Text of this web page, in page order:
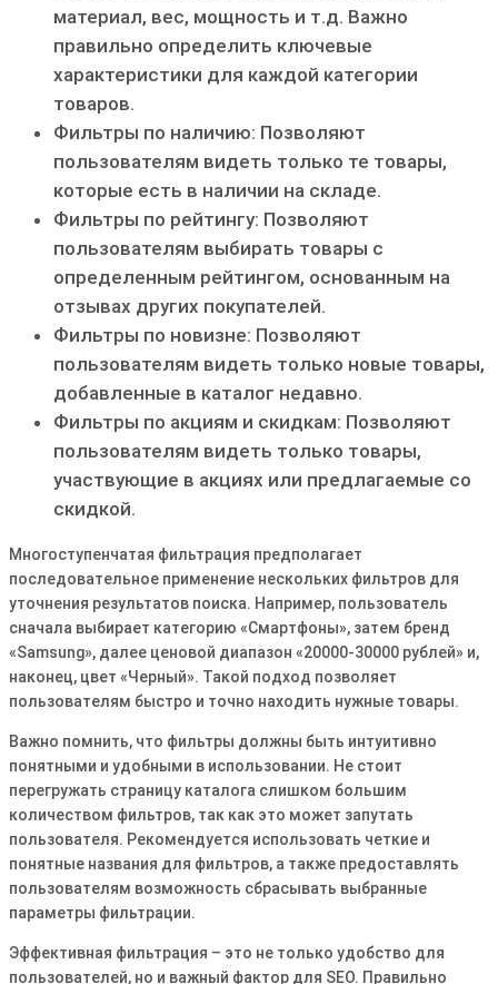
материал, вес, мощность и т.д. Важно
правильно определить ключевые
характеристики для каждой категории
товаров.
Фильтры по наличию: Позволяют
пользователям видеть только те товары,
которые есть в наличии на складе.
Фильтры по рейтингу: Позволяют
пользователям выбирать товары с
определенным рейтингом, основанным на
отзывах других покупателей.
Фильтры по новизне: Позволяют
пользователям видеть только новые товары,
добавленные в каталог недавно.
Фильтры по акциям и скидкам: Позволяют
пользователям видеть только товары,
участвующие в акциях или предлагаемые со
скидкой.
Многоступенчатая фильтрация предполагает
последовательное применение нескольких фильтров для
уточнения результатов поиска. Например, пользователь
сначала выбирает категорию «Смартфоны», затем бренд
«Samsung», далее ценовой диапазон «20000-30000 рублей» и,
наконец, цвет «Черный». Такой подход позволяет
пользователям быстро и точно находить нужные товары.
Важно помнить, что фильтры должны быть интуитивно
понятными и удобными в использовании. Не стоит
перегружать страницу каталога слишком большим
количеством фильтров, так как это может запутать
пользователя. Рекомендуется использовать четкие и
понятные названия для фильтров, а также предоставлять
пользователям возможность сбрасывать выбранные
параметры фильтрации.
Эффективная фильтрация – это не только удобство для
пользователей, но и важный фактор для SEO. Правильно